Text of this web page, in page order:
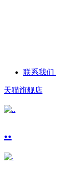
联系我们
天猫旗舰店
..